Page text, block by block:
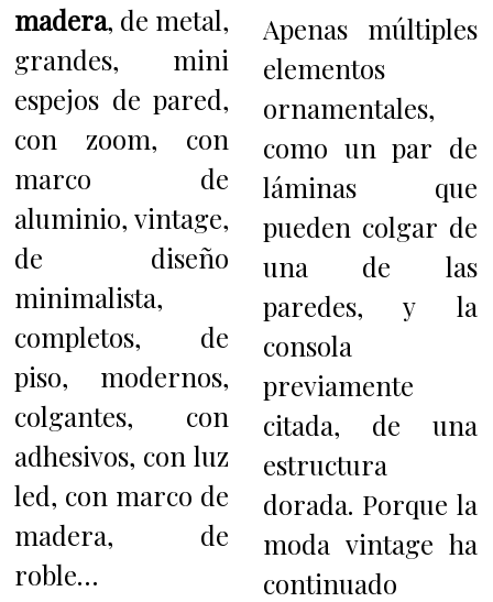
madera, de metal,
grandes, mini
espejos de pared,
con zoom, con
marco de
aluminio, vintage,
de diseño
minimalista,
completos, de
piso, modernos,
colgantes, con
adhesivos, con luz
led, con marco de
madera, de
roble…
Apenas múltiples
elementos
ornamentales,
como un par de
láminas que
pueden colgar de
una de las
paredes, y la
consola
previamente
citada, de una
estructura
dorada. Porque la
moda vintage ha
continuado